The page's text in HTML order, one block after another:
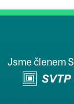
Jsme členem